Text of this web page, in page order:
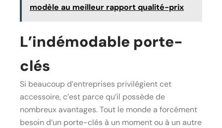
modèle au meilleur rapport qualité-prix
L’indémodable porte-
clés
Si beaucoup d’entreprises privilégient cet
accessoire, c’est parce qu’il possède de
nombreux avantages. Tout le monde a forcément
besoin d’un porte-clés à un moment ou à un autre